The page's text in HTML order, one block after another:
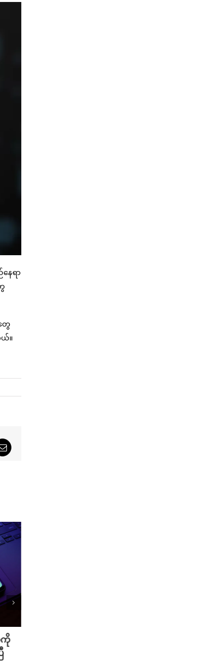
ေရာ
ေ
။
Email
ကို